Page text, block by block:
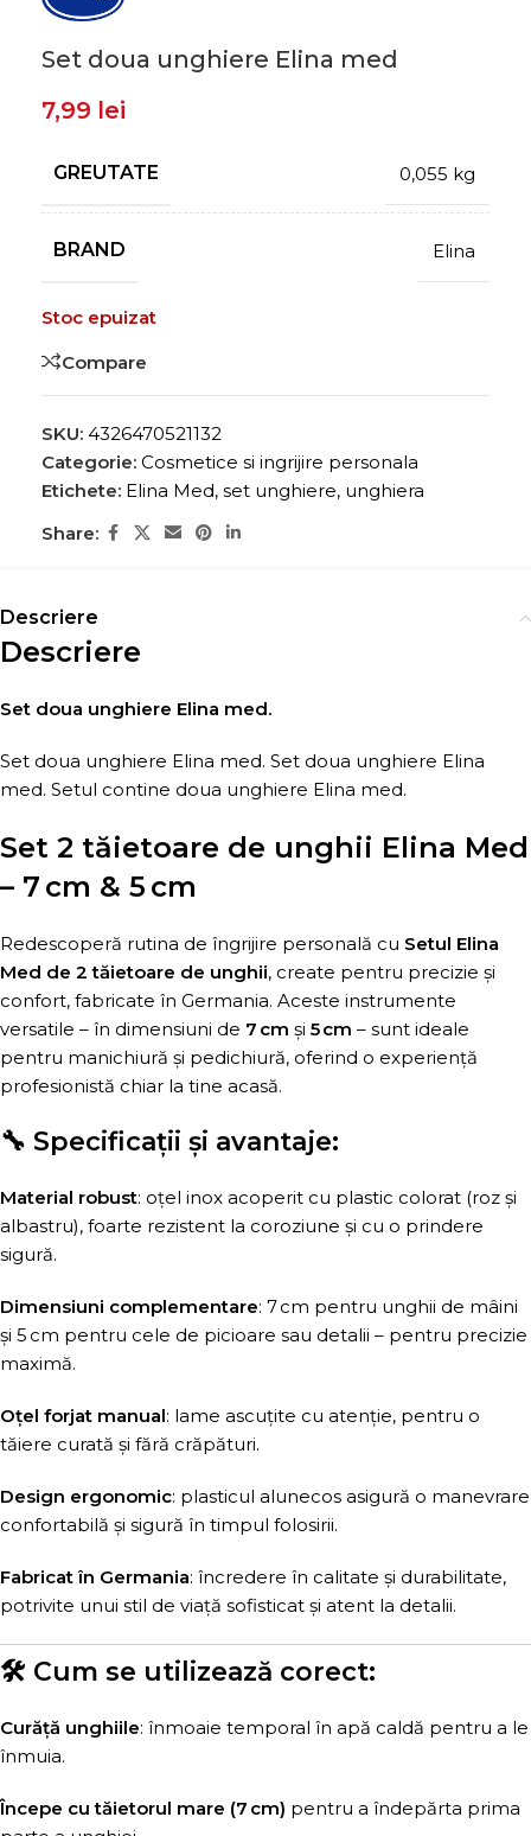
Set doua unghiere Elina med
7,99 lei
GREUTATE 0,055 kg
BRAND Elina
Stoc epuizat
Compare
SKU: 4326470521132
Categorie: Cosmetice si ingrijire personala
Etichete: Elina Med, set unghiere, unghiera
Share:
Descriere
Descriere
Set doua unghiere Elina med.
Set doua unghiere Elina med. Set doua unghiere Elina
med. Setul contine doua unghiere Elina med.
Set 2 tăietoare de unghii Elina Med
– 7 cm & 5 cm
Redescoperă rutina de îngrijire personală cu Setul Elina
Med de 2 tăietoare de unghii, create pentru precizie și
confort, fabricate în Germania. Aceste instrumente
versatile – în dimensiuni de 7 cm și 5 cm – sunt ideale
pentru manichiură și pedichiură, oferind o experiență
profesionistă chiar la tine acasă.
🔧 Specificații și avantaje:
Material robust: oțel inox acoperit cu plastic colorat (roz și
albastru), foarte rezistent la coroziune și cu o prindere
sigură.
Dimensiuni complementare: 7 cm pentru unghii de mâini
și 5 cm pentru cele de picioare sau detalii – pentru precizie
maximă.
Oțel forjat manual: lame ascuțite cu atenție, pentru o
tăiere curată și fără crăpături.
Design ergonomic: plasticul alunecos asigură o manevrare
confortabilă și sigură în timpul folosirii.
Fabricat în Germania: încredere în calitate și durabilitate,
potrivite unui stil de viață sofisticat și atent la detalii.
🛠️ Cum se utilizează corect:
Curăță unghiile: înmoaie temporal în apă caldă pentru a le
înmuia.
Începe cu tăietorul mare (7 cm) pentru a îndepărta prima